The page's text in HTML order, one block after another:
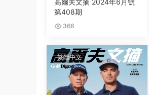
高爾夫文摘 2024年6月號
第408期
366
繁體中文